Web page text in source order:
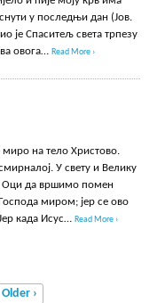
у последњи дан (Јов.
је Спаситељ света трпезу
овога…Read More ›
на тело Христово.
У свету и Велику
Оци да вршимо помен
миром; јер се ово
када Исус…Read More ›
Older ›